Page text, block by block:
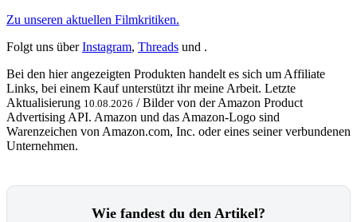
Zu unseren aktuellen Filmkritiken.
Folgt uns überInstagram, Threads und .
Bei den hier angezeigten Produkten handelt es sich um Affiliate
Links, bei einem Kauf unterstützt ihr meine Arbeit. Letzte
Aktualisierung 10.08.2026 / Bilder von der Amazon Product
Advertising API. Amazon und das Amazon-Logo sind
Warenzeichen von Amazon.com, Inc. oder eines seiner verbundenen
Unternehmen.
Wie fandest du den Artikel?